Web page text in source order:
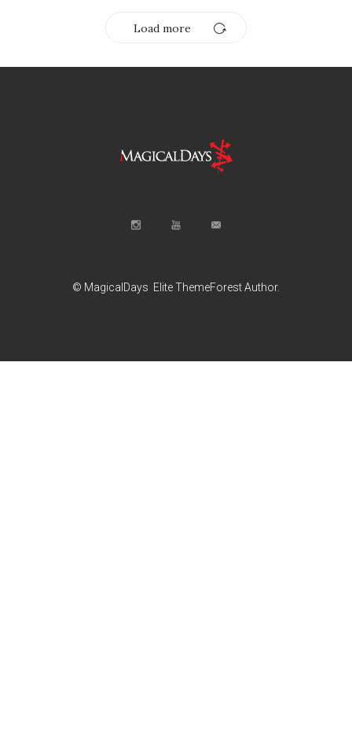
Load more
© MagicalDays Elite ThemeForest Author.